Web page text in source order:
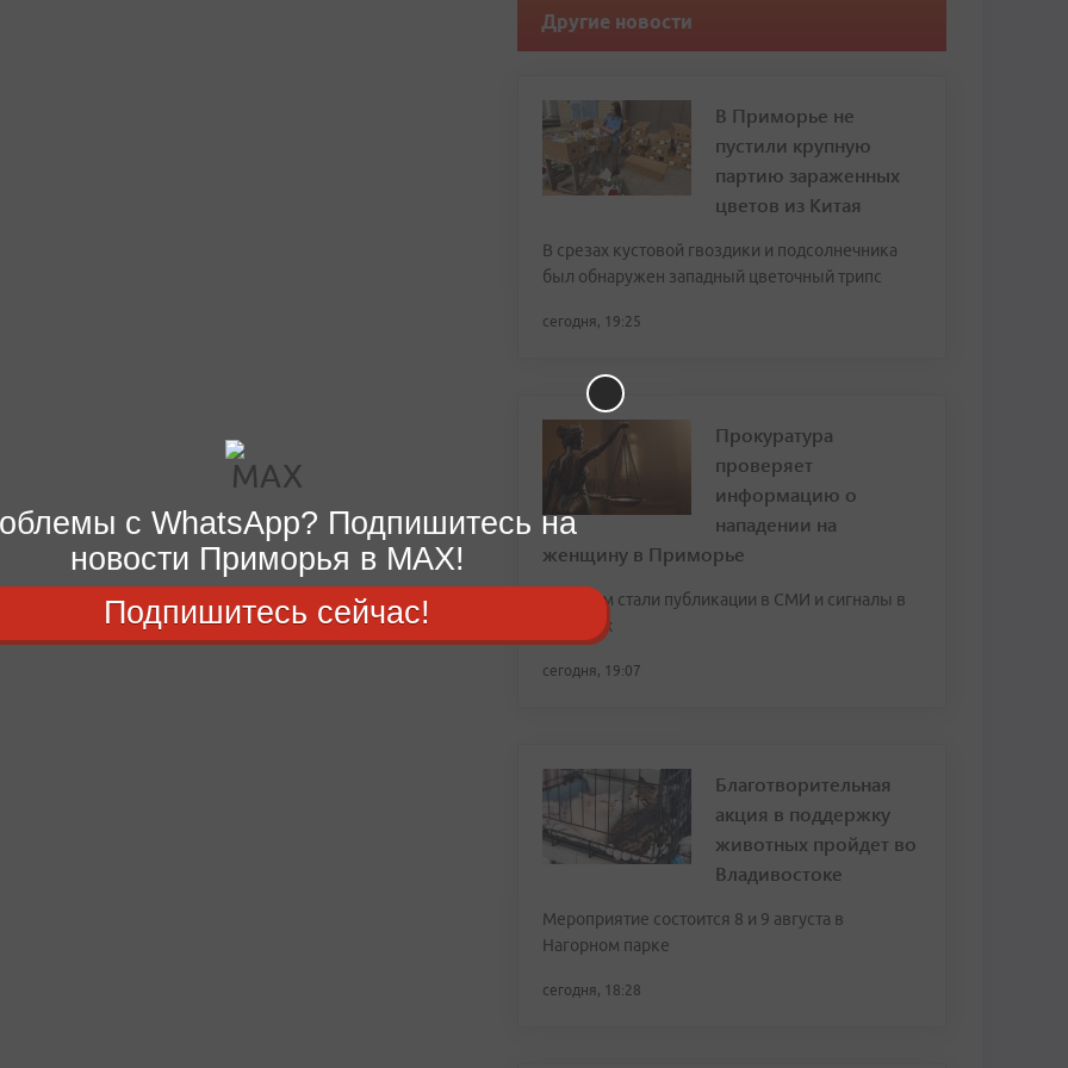
Другие новости
В Приморье не
пустили крупную
партию зараженных
цветов из Китая
В срезах кустовой гвоздики и подсолнечника
был обнаружен западный цветочный трипс
сегодня, 19:25
Прокуратура
проверяет
информацию о
нападении на
женщину в Приморье
Поводом стали публикации в СМИ и сигналы в
соцсетях
сегодня, 19:07
Благотворительная
акция в поддержку
животных пройдет во
Владивостоке
Мероприятие состоится 8 и 9 августа в
Нагорном парке
сегодня, 18:28
с WhatsApp? Подпишитесь на
новости Приморья в MAX!
Подпишитесь сейчас!